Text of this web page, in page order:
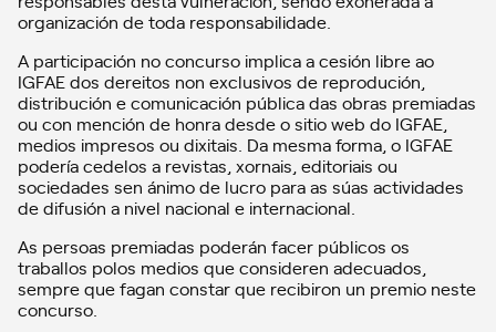
organización de toda responsabilidade.
A participación no concurso implica a cesión libre ao
IGFAE dos dereitos non exclusivos de reprodución,
distribución e comunicación pública das obras premiadas
ou con mención de honra desde o sitio web do IGFAE,
medios impresos ou dixitais. Da mesma forma, o IGFAE
podería cedelos a revistas, xornais, editoriais ou
sociedades sen ánimo de lucro para as súas actividades
de difusión a nivel nacional e internacional.
As persoas premiadas poderán facer públicos os
traballos polos medios que consideren adecuados,
sempre que fagan constar que recibiron un premio neste
concurso.